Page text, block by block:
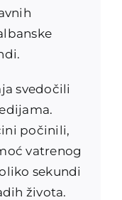
svedočili
počinili,
vatrenog
sekundi
života.